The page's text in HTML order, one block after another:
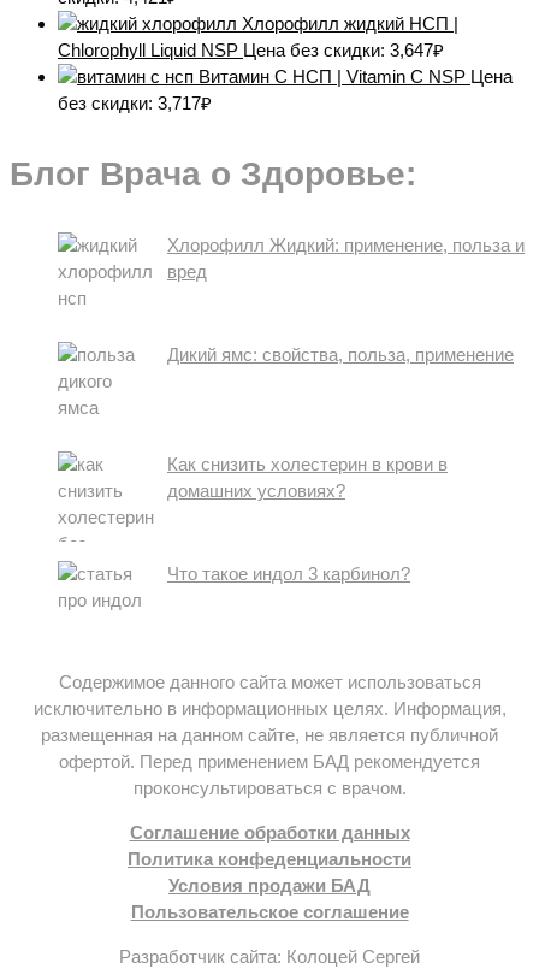
Хлорофилл жидкий НСП |
Chlorophyll Liquid NSP Цена без скидки: 3,647₽
Витамин С НСП | Vitamin C NSP Цена
без скидки: 3,717₽
Блог Врача о Здоровье:
Хлорофилл Жидкий: применение, польза и
вред
Дикий ямс: свойства, польза, применение
Как снизить холестерин в крови в
домашних условиях?
Что такое индол 3 карбинол?
Содержимое данного сайта может использоваться
исключительно в информационных целях. Информация,
размещенная на данном сайте, не является публичной
офертой. Перед применением БАД рекомендуется
проконсультироваться с врачом.
Соглашение обработки данных
Политика конфеденциальности
Условия продажи БАД
Пользовательское соглашение
Разработчик сайта: Колоцей Сергей